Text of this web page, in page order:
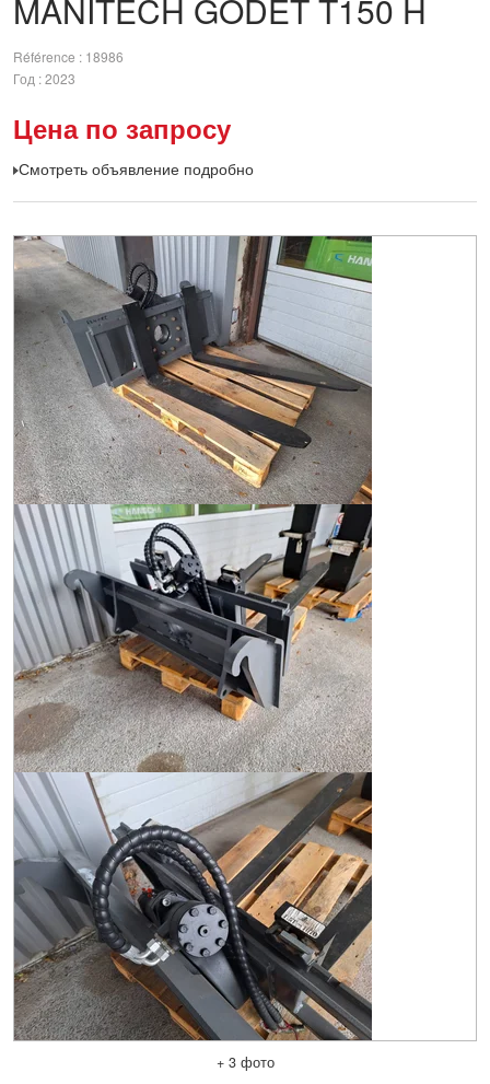
MANITECH GODET T150 H
Référence
18986
Год 2023
Цена по запросу
Смотреть объявление подробно
+ 3 фото